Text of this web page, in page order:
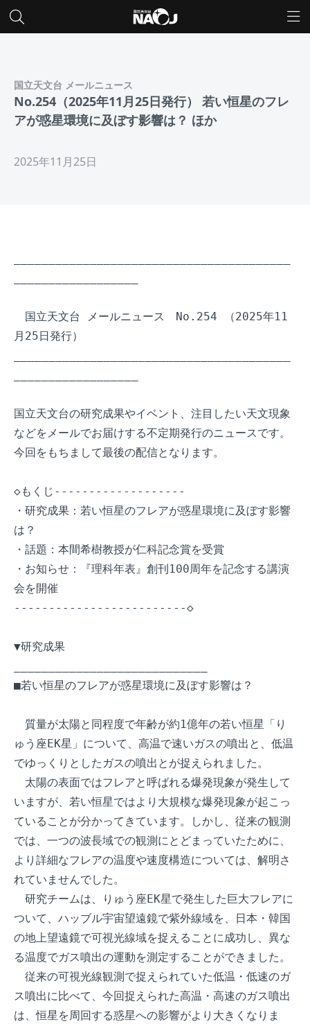
国立天文台 メールニュース
No.254（2025年11月25日発行） 若い恒星のフレ
アが惑星環境に及ぼす影響は？ ほか
2025年11月25日
国立天文台 メールニュース　No.254 （2025年11
月25日発行）
国立天文台の研究成果やイベント、注目したい天文現象
などをメールでお届けする不定期発行のニュースです。
今回をもちまして最後の配信となります。
◇もくじ-------------------
・研究成果：若い恒星のフレアが惑星環境に及ぼす影響
は？
・話題：本間希樹教授が仁科記念賞を受賞
・お知らせ：『理科年表』創刊100周年を記念する講演
会を開催
-------------------------◇
▼研究成果
■若い恒星のフレアが惑星環境に及ぼす影響は？
質量が太陽と同程度で年齢が約1億年の若い恒星「り
ゅう座EK星」について、高温で速いガスの噴出と、低温
でゆっくりとしたガスの噴出とが捉えられました。
太陽の表面ではフレアと呼ばれる爆発現象が発生して
いますが、若い恒星ではより大規模な爆発現象が起こっ
ていることが分かってきています。しかし、従来の観測
では、一つの波長域での観測にとどまっていたために、
より詳細なフレアの温度や速度構造については、解明さ
れていませんでした。
研究チームは、りゅう座EK星で発生した巨大フレアに
ついて、ハッブル宇宙望遠鏡で紫外線域を、日本・韓国
の地上望遠鏡で可視光線域を捉えることに成功し、異な
る温度でガス噴出の運動を測定することができました。
従来の可視光線観測で捉えられていた低温・低速のガ
ス噴出に比べて、今回捉えられた高温・高速のガス噴出
は、恒星を周回する惑星への影響がより大きくなりま